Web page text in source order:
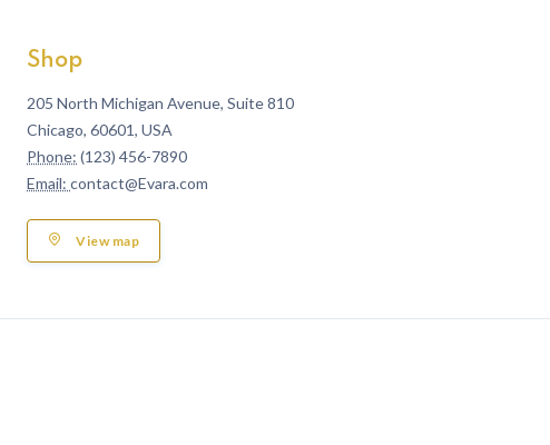
Shop
205 North Michigan Avenue, Suite 810
Chicago, 60601, USA
Phone: (123) 456-7890
Email: contact@Evara.com
View map